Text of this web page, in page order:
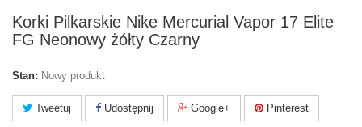
Korki Pilkarskie Nike Mercurial Vapor 17 Elite
FG Neonowy żółty Czarny
Stan: Nowy produkt
Tweetuj Udostępnij Google+ Pinterest